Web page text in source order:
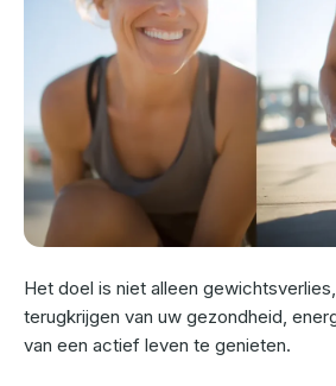
Het doel is niet alleen
terugkrijgen van uw gezondheid,
van een actief leven te genieten.